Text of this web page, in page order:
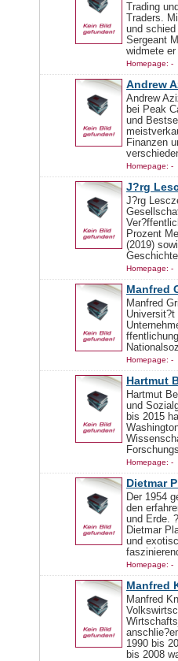
Trading
Traders.
und
Sergeant
widmete
Homepage: -
Andrew
Andrew
bei Peak
und
Finanzen
Homepage: -
J?rg
J?rg
Prozent
(2019)
Homepage: -
Manfred
Manfred
Universit?t
Homepage: -
Hartmut
Hartmut
und
bis 2015
Homepage: -
Dietmar
Der 1954
den
und Erde.
Dietmar
und
Homepage: -
Manfred
Manfred
1990 bis
bis 2008